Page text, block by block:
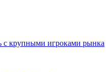
с крупными игроками рынка